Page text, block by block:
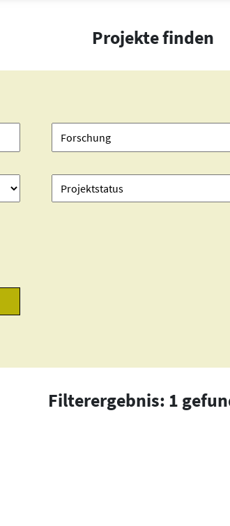
Projekte finden
Filterergebnis: 1